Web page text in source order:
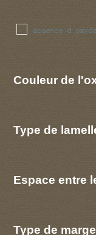
absence d
Couleur de
Type de
Espace entre
Type de marge